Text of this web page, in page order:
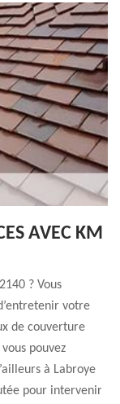
AVEC KM
? Vous
votre
de couverture
pouvez
à Labroye
pour intervenir